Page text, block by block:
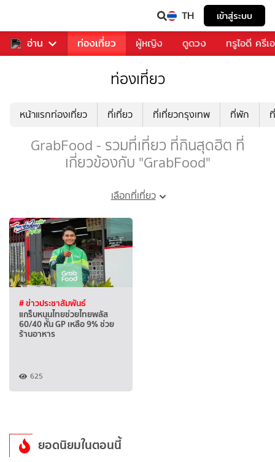
TH เข้าสู่ระบบ
อ่าน
ลง อาหาร ท่องเที่ยว ผู้หญิง ดูดวง ทรูไอดี ครีเ
ท่องเที่ยว
หน้าแรกท่องเที่ยว ที่เที่ยว ที่เที่ยวกรุงเทพ ที่พัก
GrabFood - รวมที่เที่ยว ที่กินสุดฮิต ที่
เกี่ยวข้องกับ "GrabFood"
เลือกที่เที่ยว
# ข่าวประชาสัมพันธ์
แกร็บหนุนไทยช่วยไทยพลัส
60/40 หั่น GP เหลือ 9% ช่วย
ร้านอาหาร
625
ยอดนิยมในตอนนี้